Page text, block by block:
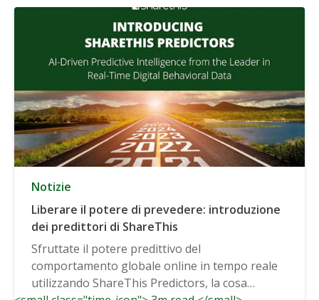
Notizie
Liberare il potere di prevedere: introduzione
dei predittori di ShareThis
Sfruttate il potere predittivo del
comportamento globale online in tempo reale
utilizzando ShareThis Predictors, la cosa